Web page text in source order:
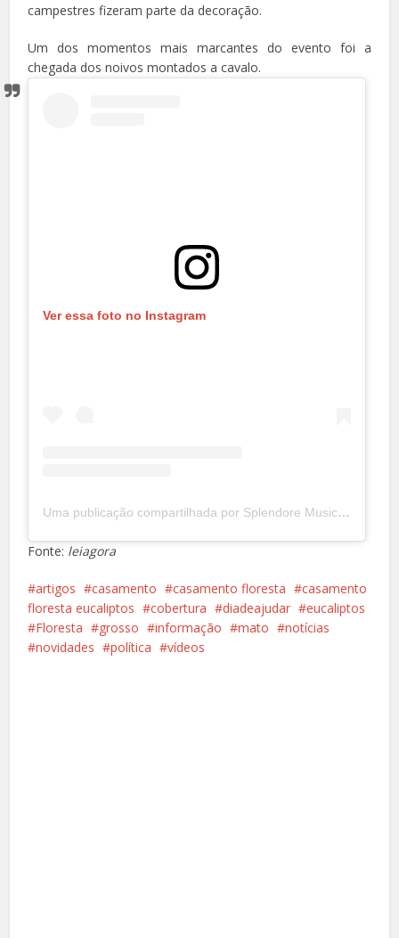
campestres fizeram parte da decoração.
Um dos momentos mais marcantes do evento foi a
chegada dos noivos montados a cavalo.
Ver essa foto no Instagram
Uma publicação compartilhada por Splendore Musical (@splendoremusical)
Fonte: leiagora
artigos casamento casamento floresta
casamento
floresta eucaliptos
cobertura diadeajudar
eucaliptos
Floresta
grosso informação mato
notícias
novidades
política vídeos